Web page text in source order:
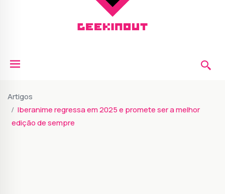
Artigos
Iberanime regressa em 2025 e promete ser a melhor
edição de sempre